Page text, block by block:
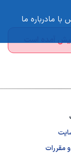
با مادرباره ما
آمده است
مقررات